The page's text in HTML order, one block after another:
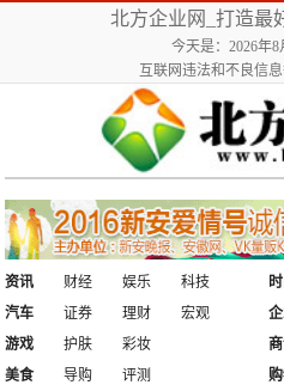
北方企业网_打造最
今天是：2026年
互联网违法和不良信
资讯 财经 娱乐
科技
汽车
证券 理财 宏观
游戏
护肤
彩妆
美食
导购 评测